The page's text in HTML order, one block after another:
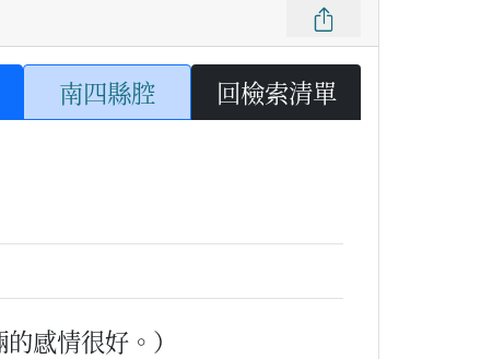
南四縣腔 回檢索清單
的感情很好。）